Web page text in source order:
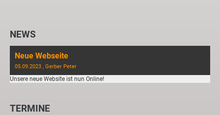
NEWS
Neue Webseite
05.09.2023 , Gerber Peter
Unsere neue Website ist nun Online!
TERMINE